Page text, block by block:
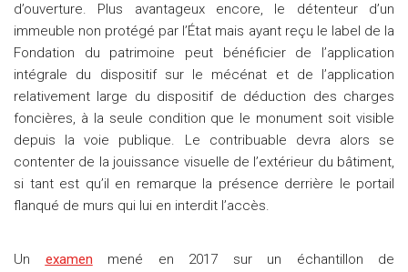
d’ouverture. Plus avantageux encore, le détenteur d’un
immeuble non protégé par l’État mais ayant reçu le label de la
Fondation du patrimoine peut bénéficier de l’application
intégrale du dispositif sur le mécénat et de l’application
relativement large du dispositif de déduction des charges
foncières, à la seule condition que le monument soit visible
depuis la voie publique. Le contribuable devra alors se
contenter de la jouissance visuelle de l’extérieur du bâtiment,
si tant est qu’il en remarque la présence derrière le portail
flanqué de murs qui lui en interdit l’accès.
Un examen mené en 2017 sur un échantillon de